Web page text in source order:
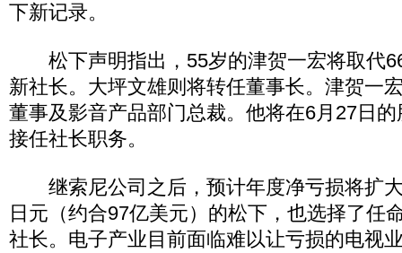
下新记录。
松下声明指出，55岁的津贺一宏将取代
新社长。大坪文雄则将转任董事长。津贺一
董事及影音产品部门总裁。他将在6月27日
接任社长职务。
继索尼公司之后，预计年度净亏损将扩
日元（约合97亿美元）的松下，也选择了任
社长。电子产业目前面临难以让亏损的电视